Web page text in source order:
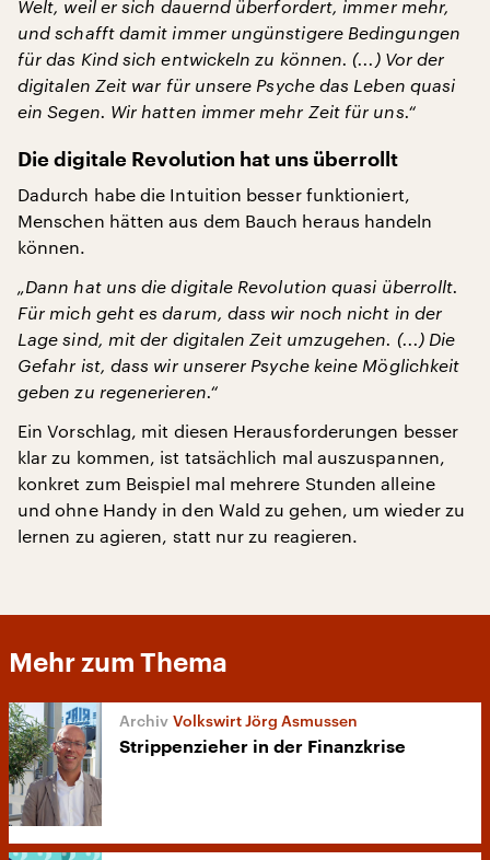
Welt, weil er sich dauernd überfordert, immer mehr,
und schafft damit immer ungünstigere Bedingungen
für das Kind sich entwickeln zu können. (...) Vor der
digitalen Zeit war für unsere Psyche das Leben quasi
ein Segen. Wir hatten immer mehr Zeit für uns.“
Die digitale Revolution hat uns überrollt
Dadurch habe die Intuition besser funktioniert,
Menschen hätten aus dem Bauch heraus handeln
können.
„Dann hat uns die digitale Revolution quasi überrollt.
Für mich geht es darum, dass wir noch nicht in der
Lage sind, mit der digitalen Zeit umzugehen. (...) Die
Gefahr ist, dass wir unserer Psyche keine Möglichkeit
geben zu regenerieren.“
Ein Vorschlag, mit diesen Herausforderungen besser
klar zu kommen, ist tatsächlich mal auszuspannen,
konkret zum Beispiel mal mehrere Stunden alleine
und ohne Handy in den Wald zu gehen, um wieder zu
lernen zu agieren, statt nur zu reagieren.
Mehr zum Thema
Volkswirt Jörg Asmussen
Strippenzieher in der Finanzkrise